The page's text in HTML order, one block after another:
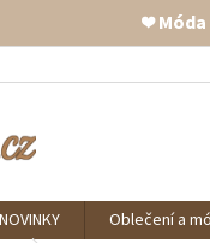
❤️
NOVINKY Oblečení a